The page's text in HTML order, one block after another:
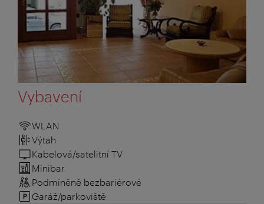
Vybavení
WLAN
Výtah
Kabelová/satelitní TV
Minibar
Podmíněně bezbariérové
Garáž/parkoviště